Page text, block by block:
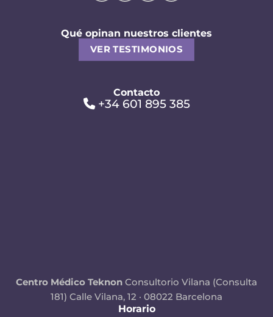
Qué opinan nuestros clientes
VER TESTIMONIOS
Contacto
+34 601 895 385
Centro Médico Teknon Consultorio Vilana (Consulta
181) Calle Vilana, 12 · 08022 Barcelona
Horario